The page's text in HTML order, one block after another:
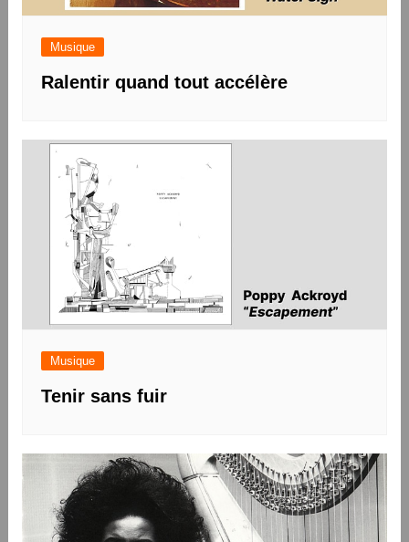
Musique
Ralentir quand tout accélère
Musique
Tenir sans fuir